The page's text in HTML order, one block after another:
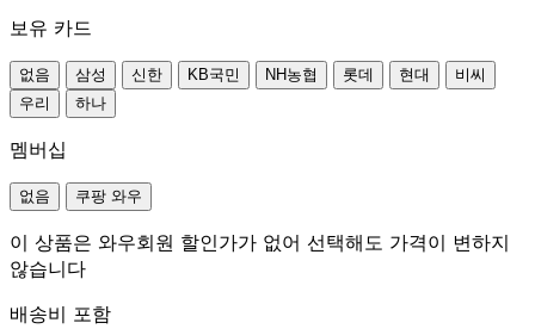
보유 카드
없음 삼성 신한 KB국민 NH농협 롯데 현대
비씨
우리
하나
멤버십
없음 쿠팡 와우
이 상품은 와우회원 할인가가 없어 선택해도 가격이 변하지
않습니다
배송비 포함